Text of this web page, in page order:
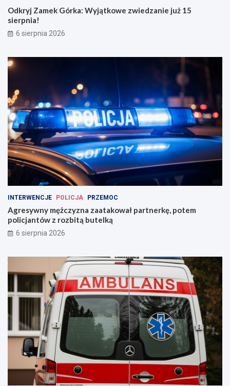
Odkryj Zamek Górka: Wyjątkowe zwiedzanie już 15
sierpnia!
6 sierpnia 2026
INTERWENCJE POLICJA PRZEMOC
Agresywny mężczyzna zaatakował partnerkę, potem
policjantów z rozbitą butelką
6 sierpnia 2026